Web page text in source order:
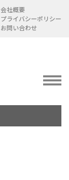
会社概要
プライバシーポリシー
お問い合わせ